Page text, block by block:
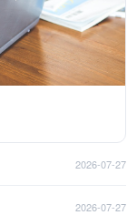
2026-07-27
2026-07-27